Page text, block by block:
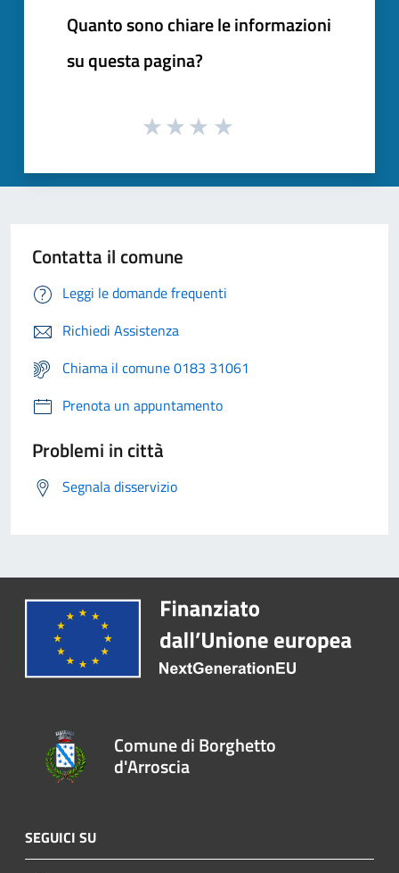
Quanto sono chiare le informazioni
su questa pagina?
Contatta il comune
Leggi le domande frequenti
Richiedi Assistenza
Chiama il comune 0183 31061
Prenota un appuntamento
Problemi in città
Segnala disservizio
Comune di Borghetto
d'Arroscia
SEGUICI SU